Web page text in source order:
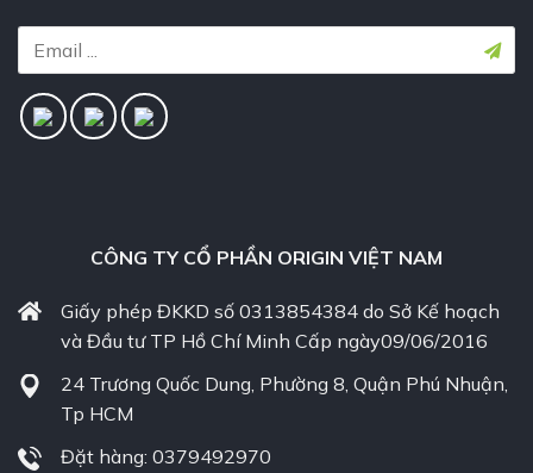
CÔNG TY CỔ PHẦN ORIGIN VIỆT NAM
Giấy phép ĐKKD số 0313854384 do Sở Kế hoạch
và Đầu tư TP Hồ Chí Minh Cấp ngày09/06/2016
24 Trương Quốc Dung, Phường 8, Quận Phú Nhuận,
Tp HCM
Đặt hàng: 0379492970